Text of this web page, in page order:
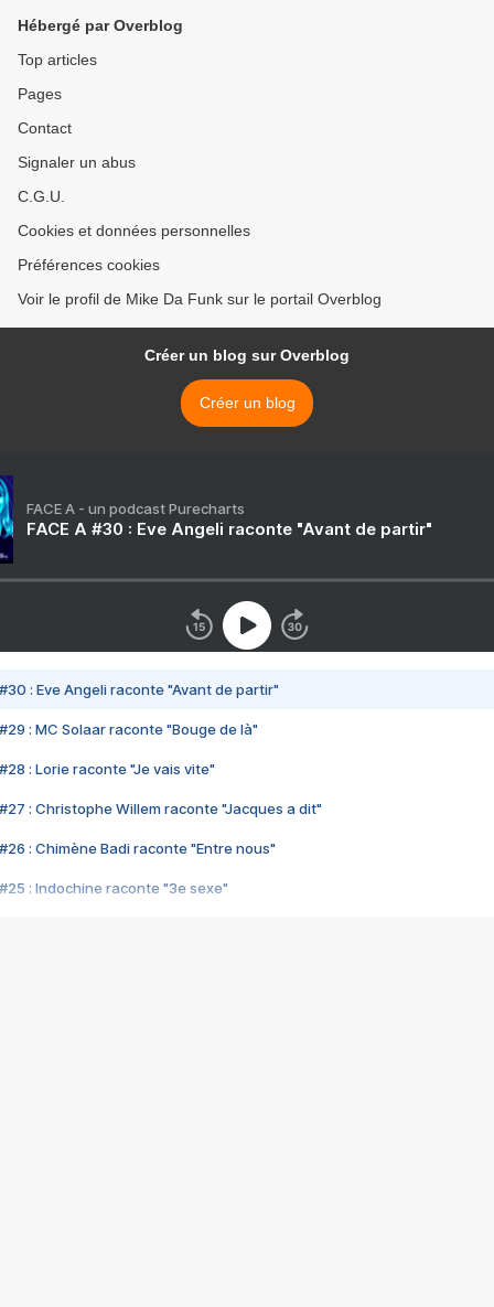
Hébergé par Overblog
Top articles
Pages
Contact
Signaler un abus
C.G.U.
Cookies et données personnelles
Préférences cookies
Voir le profil de Mike Da Funk sur le portail Overblog
Créer un blog sur Overblog
Créer un blog
FACE A - un podcast Purecharts
FACE A #30 : Eve Angeli raconte "Avant de partir"
#30 : Eve Angeli raconte "Avant de partir"
#29 : MC Solaar raconte "Bouge de là"
#28 : Lorie raconte "Je vais vite"
#27 : Christophe Willem raconte "Jacques a dit"
#26 : Chimène Badi raconte "Entre nous"
#25 : Indochine raconte "3e sexe"